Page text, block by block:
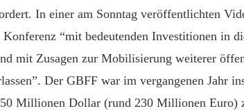
In einer am Sonntag veröffentlichten
“mit bedeutenden Investitionen in
mit Zusagen zur Mobilisierung weiterer
Der GBFF war im vergangenen Jahr
Millionen Dollar (rund 230 Millionen Euro)